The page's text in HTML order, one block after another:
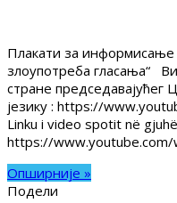
Плакати за информисање
злоупотреба гласања“
стране председавајућег
језику : https://
Linku i video spotit në
https://www.youtube.com/
Опширније »
Подели